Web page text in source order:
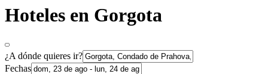
Hoteles en Gorgota
¿A dónde quieres ir?
Fechas